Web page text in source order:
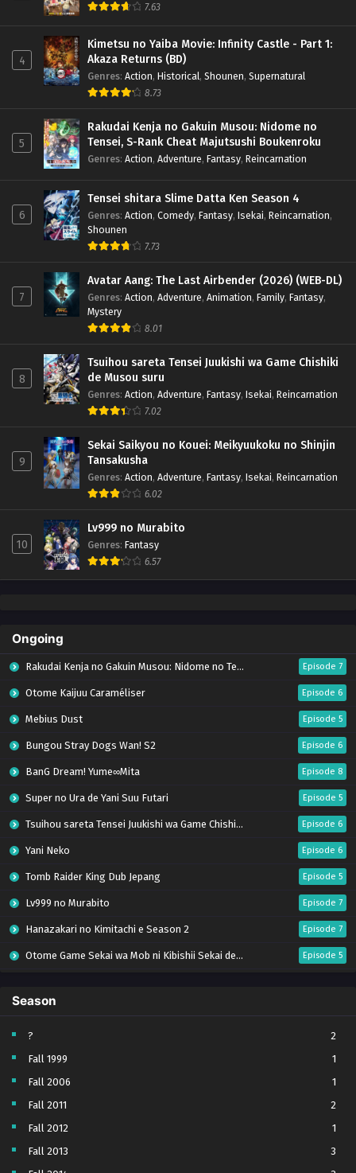
7.63
4
Kimetsu no Yaiba Movie: Infinity Castle - Part 1:
Akaza Returns (BD)
Genres: Action, Historical, Shounen, Supernatural
8.73
5
Rakudai Kenja no Gakuin Musou: Nidome no
Tensei, S-Rank Cheat Majutsushi Boukenroku
Genres: Action, Adventure, Fantasy, Reincarnation
6
Tensei shitara Slime Datta Ken Season 4
Genres: Action, Comedy, Fantasy, Isekai, Reincarnation,
Shounen
7.73
7
Avatar Aang: The Last Airbender (2026) (WEB-DL)
Genres: Action, Adventure, Animation, Family, Fantasy,
Mystery
8.01
8
Tsuihou sareta Tensei Juukishi wa Game Chishiki
de Musou suru
Genres: Action, Adventure, Fantasy, Isekai, Reincarnation
7.02
9
Sekai Saikyou no Kouei: Meikyuukoku no Shinjin
Tansakusha
Genres: Action, Adventure, Fantasy, Isekai, Reincarnation
6.02
10
Lv999 no Murabito
Genres: Fantasy
6.57
Ongoing
Rakudai Kenja no Gakuin Musou: Nidome no Tensei, S-Rank Cheat Majutsushi Boukenroku Episode 7
Otome Kaijuu Caraméliser Episode 6
Mebius Dust Episode 5
Bungou Stray Dogs Wan! S2 Episode 6
BanG Dream! Yume∞Mita Episode 8
Super no Ura de Yani Suu Futari Episode 5
Tsuihou sareta Tensei Juukishi wa Game Chishiki de Musou suru Episode 6
Yani Neko Episode 6
Tomb Raider King Dub Jepang Episode 5
Lv999 no Murabito Episode 7
Hanazakari no Kimitachi e Season 2 Episode 7
Otome Game Sekai wa Mob ni Kibishii Sekai desu 2 Episode 5
Heroine? Seijo? Iie, All Works Maid desu (Hokori)!
Youjo Senki S2 Episode 5
Clevatess II: Majuu no Ou to Itsuwari no Yuusha Denshou Episode 5
Tefuda ga Oome no Victoria Episode 5
Season
?
2
Fall 1999
1
Fall 2006
1
Fall 2011
2
Fall 2012
1
Fall 2013
3